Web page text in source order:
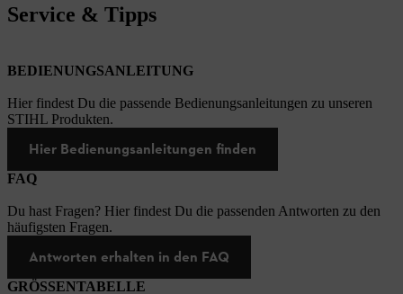
Service & Tipps
BEDIENUNGSANLEITUNG
Hier findest Du die passende Bedienungsanleitungen zu unseren
STIHL Produkten.
Hier Bedienungsanleitungen finden
FAQ
Du hast Fragen? Hier findest Du die passenden Antworten zu den
häufigsten Fragen.
Antworten erhalten in den FAQ
GRÖSSENTABELLE